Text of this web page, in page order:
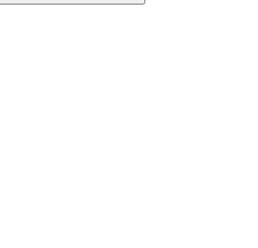
Buscar